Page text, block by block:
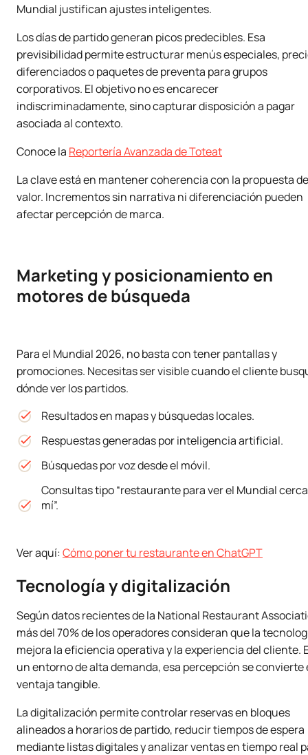
Mundial justifican ajustes inteligentes.
Los días de partido generan picos predecibles. Esa
previsibilidad permite estructurar menús especiales,
diferenciados o paquetes de preventa para grupos
corporativos. El objetivo no es encarecer
indiscriminadamente, sino capturar disposición a pagar
asociada al contexto.
Conoce la Reportería Avanzada de Toteat
La clave está en mantener coherencia con la propuesta de
valor. Incrementos sin narrativa ni diferenciación pueden
afectar percepción de marca.
Marketing y posicionamiento en
motores de búsqueda
Para el Mundial 2026, no basta con tener pantallas y
promociones. Necesitas ser visible cuando el cliente
dónde ver los partidos.
Resultados en mapas y búsquedas locales.
Respuestas generadas por inteligencia artificial.
Búsquedas por voz desde el móvil.
Consultas tipo “restaurante para ver el Mundial
mí”.
Ver aquí:Cómo poner tu restaurante en ChatGPT
Tecnología y digitalización
Según datos recientes de la National Restaurant
más del 70% de los operadores consideran que la
mejora la eficiencia operativa y la experiencia del cliente.
un entorno de alta demanda, esa percepción se convierte
ventaja tangible.
La digitalización permite controlar reservas en bloques
alineados a horarios de partido, reducir tiempos de espera
mediante listas digitales y analizar ventas en tiempo real